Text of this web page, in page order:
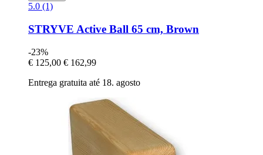
5.0 (1)
STRYVE Active Ball 65 cm, Brown
-23%
€ 125,00 € 162,99
Entrega gratuita até 18. agosto